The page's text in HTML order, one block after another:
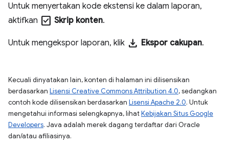
Untuk menyertakan kode ekstensi ke dalam laporan,
aktifkan check_box Skrip konten.
Untuk mengekspor laporan, klik download Ekspor cakupan.
Kecuali dinyatakan lain, konten di halaman ini dilisensikan
berdasarkan Lisensi Creative Commons Attribution 4.0, sedangkan
contoh kode dilisensikan berdasarkan Lisensi Apache 2.0. Untuk
mengetahui informasi selengkapnya, lihatKebijakan Situs Google
Developers. Java adalah merek dagang terdaftar dari Oracle
dan/atau afiliasinya.